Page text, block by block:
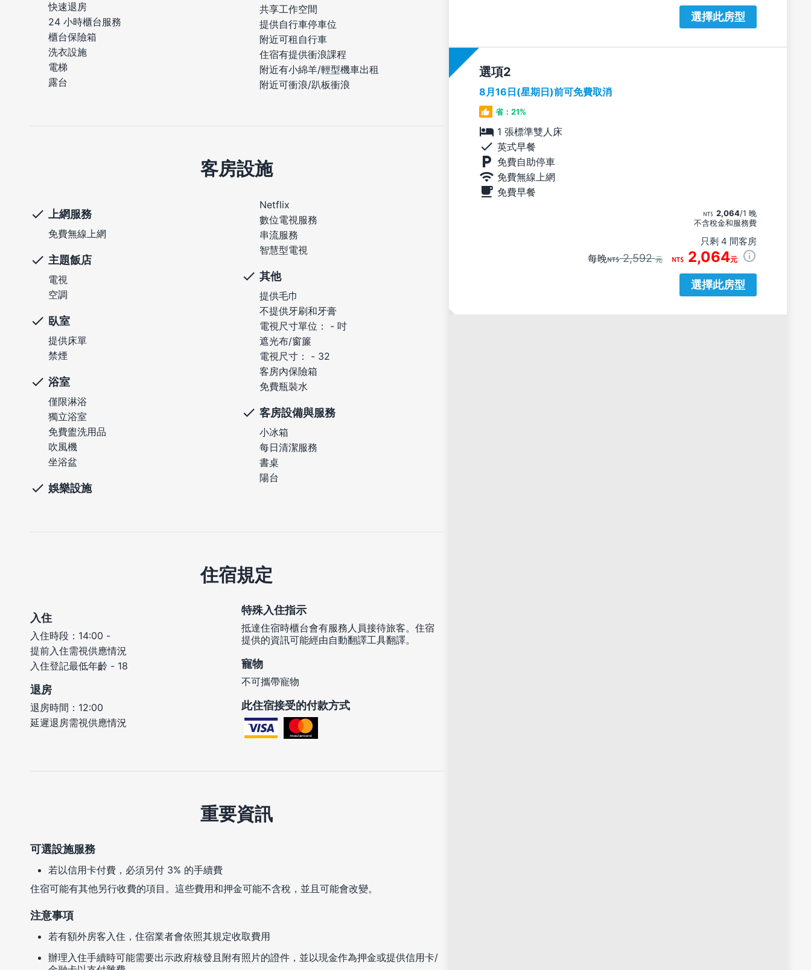
選擇此房型
選項
8月16日(星期日)前可免費取消
省：21%
1 張標準雙人床
英式早餐
免費自助停車
免費無線上網
免費早餐
2,064/1 晚
不含稅金和服務費
只剩 4 間客房
每晚 2,592元 2,064元
選擇此房型
快速退房
24 小時櫃台服務
櫃台保險箱
洗衣設施
電梯
露台
共享工作空間
提供自行車停車位
附近可租自行車
住宿有提供衝浪課程
附近有小綿羊/輕型機車出租
附近可衝浪/趴板衝浪
客房設施
上網服務
免費無線上網
主題飯店
電視
空調
臥室
提供床單
禁煙
浴室
僅限淋浴
獨立浴室
免費盥洗用品
吹風機
坐浴盆
娛樂設施
Netflix
數位電視服務
串流服務
智慧型電視
其他
提供毛巾
不提供牙刷和牙膏
電視尺寸單位： - 吋
遮光布/窗簾
電視尺寸： - 32
客房內保險箱
免費瓶裝水
客房設備與服務
小冰箱
每日清潔服務
書桌
陽台
住宿規定
入住
入住時段：14:00 -
提前入住需視供應情況
入住登記最低年齡 - 18
退房
退房時間：12:00
延遲退房需視供應情況
特殊入住指示
抵達住宿時櫃台會有服務人員接待旅客。住宿
提供的資訊可能經由自動翻譯工具翻譯。
寵物
不可攜帶寵物
此住宿接受的付款方式
重要資訊
可選設施服務
若以信用卡付費，必須另付 3% 的手續費
住宿可能有其他另行收費的項目。這些費用和押金可能不含稅，並且可能會改變。
注意事項
若有額外房客入住，住宿業者會依照其規定收取費用
辦理入住手續時可能需要出示政府核發且附有照片的證件，並以現金作為押金或提供信用卡/